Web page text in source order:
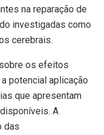
na reparação de
investigadas como
cerebrais.
os efeitos
potencial aplicação
que apresentam
A
das